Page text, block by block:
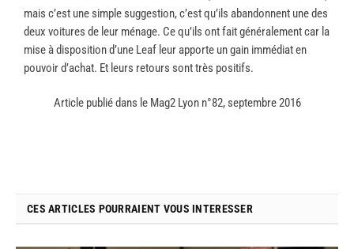
mais c’est une simple suggestion, c’est qu’ils abandonnent une des
deux voitures de leur ménage. Ce qu’ils ont fait généralement car la
mise à disposition d’une Leaf leur apporte un gain immédiat en
pouvoir d’achat. Et leurs retours sont très positifs.
Article publié dans le Mag2 Lyon n°82, septembre 2016
CES ARTICLES POURRAIENT VOUS INTERESSER